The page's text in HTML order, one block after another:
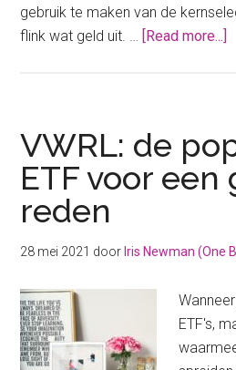
gebruik te maken van de
flink wat geld uit. …
[Read more...]
VWRL: de
ETF voor een
reden
28 mei 2021 door Iris Newman (One
ETF's,